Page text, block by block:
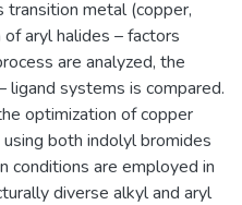
metal (copper,
aryl halides – factors
are analyzed, the
systems is compared.
optimization of copper
both indolyl bromides
conditions are employed in
diverse alkyl and aryl